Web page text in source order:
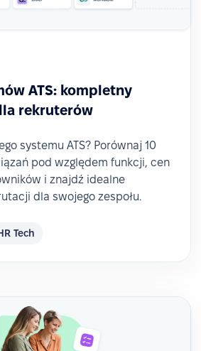
ATS: kompletny
rekruterów
systemu ATS? Porównaj 10
pod względem funkcji, cen
i znajdź idealne
dla swojego zespołu.
Tech